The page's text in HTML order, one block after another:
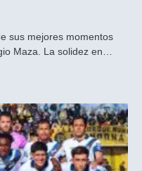
sus mejores momentos
Maza. La solidez en…